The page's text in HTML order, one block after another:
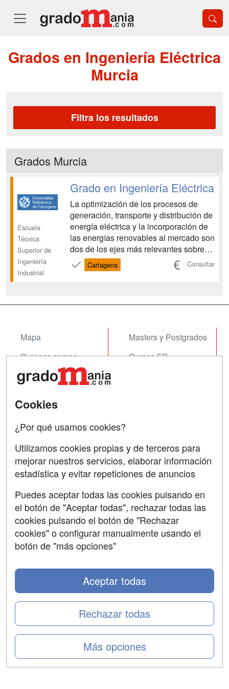
Grados en Ingeniería Eléctrica
Murcia
Filtra los resultados
Grados Murcia
Escuela
Técnica
Superior de
Ingeniería
Industrial
Grado en Ingeniería Eléctrica
La optimización de los procesos de
generación, transporte y distribución de
energía eléctrica y la incorporación de
las energías renovables al mercado son
dos de los ejes más relevantes sobre
los que pivota el trabajo de los
ingenieros eléctricos. Esta especialidad
energéti...
Cartagena Consultar
Mapa
Quienes somos
Tarifas publicidad
Masters y Postgrados
Cursos FP
Contactar
Confidencialidad
Copyleft
SÍGUENOS EN:
Cookies
¿Por qué usamos cookies?
Utilizamos cookies propias y de terceros para
mejorar nuestros servicios, elaborar información
estadística y evitar repeticiones de anuncios
Puedes aceptar todas las cookies pulsando en
el botón de "Aceptar todas", rechazar todas las
cookies pulsando el botón de "Rechazar
cookies" o configurar manualmente usando el
botón de "más opciones"
Más opciones
Rechazar todas
Aceptar todas